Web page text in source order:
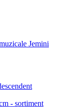
Jemini